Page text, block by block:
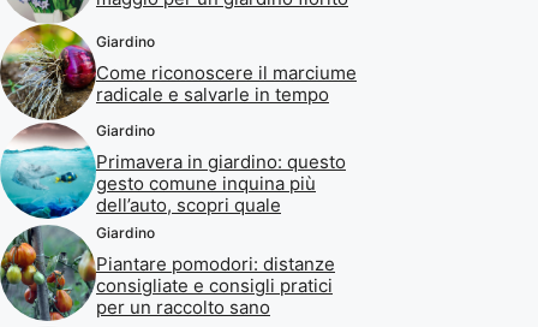
Giardino
Come riconoscere il marciume
radicale e salvarle in tempo
Giardino
Primavera in giardino: questo
gesto comune inquina più
dell’auto, scopri quale
Giardino
Piantare pomodori: distanze
consigliate e consigli pratici
per un raccolto sano